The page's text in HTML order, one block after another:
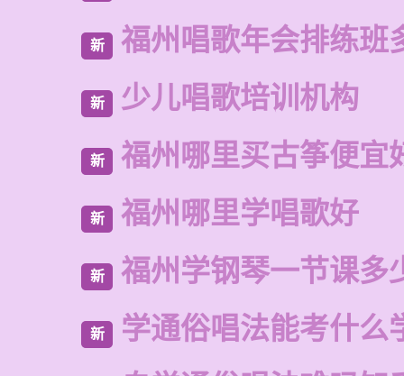
新 福州唱歌年会排练班
新 少儿唱歌培训机构
新 福州哪里买古筝便宜
新 福州哪里学唱歌好
新 福州学钢琴一节课多
新
学通俗唱法能考什么